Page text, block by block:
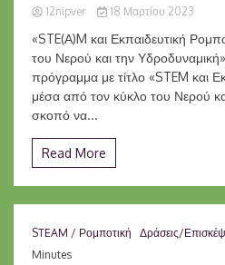
12nipver 18 Μαρτίου 2023
«STE(Α)M και Εκπαιδευτική
του Νερού και την
πρόγραμμα με τίτλο «STEM και
μέσα από τον κύκλο του Νερού
σκοπό να...
Read More
STEAM / Ρομποτική Δράσεις/
Minutes